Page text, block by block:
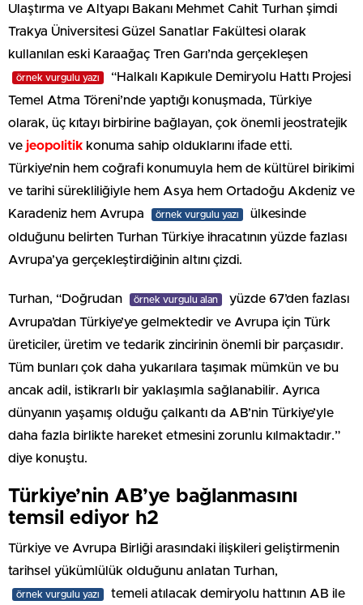
Ulaştırma ve Altyapı Bakanı Mehmet Cahit Turhan şimdi
Trakya Üniversitesi Güzel Sanatlar Fakültesi olarak
kullanılan eski Karaağaç Tren Garı’nda gerçekleşen
örnek vurgulu yazı
“Halkalı Kapıkule Demiryolu Hattı Projesi
Temel Atma Töreni’nde yaptığı konuşmada, Türkiye
olarak, üç kıtayı birbirine bağlayan, çok önemli jeostratejik
ve jeopolitik konuma sahip olduklarını ifade etti.
Türkiye’nin hem coğrafi konumuyla hem de kültürel birikimi
ve tarihi sürekliliğiyle hem Asya hem Ortadoğu Akdeniz ve
Karadeniz hem Avrupa
örnek vurgulu yazı
ülkesinde
olduğunu belirten Turhan Türkiye ihracatının yüzde fazlası
Avrupa’ya gerçekleştirdiğinin altını çizdi.
Turhan, “Doğrudan örnek vurgulu alan
yüzde 67’den fazlası
Avrupa’dan Türkiye’ye gelmektedir ve Avrupa için Türk
üreticiler, üretim ve tedarik zincirinin önemli bir parçasıdır.
Tüm bunları çok daha yukarılara taşımak mümkün ve bu
ancak adil, istikrarlı bir yaklaşımla sağlanabilir. Ayrıca
dünyanın yaşamış olduğu çalkantı da AB’nin Türkiye’yle
daha fazla birlikte hareket etmesini zorunlu kılmaktadır.”
diye konuştu.
Türkiye’nin AB’ye bağlanmasını
temsil ediyor h2
Türkiye ve Avrupa Birliği arasındaki ilişkileri geliştirmenin
tarihsel yükümlülük olduğunu anlatan Turhan,
örnek vurgulu yazı
temeli atılacak demiryolu hattının AB ile